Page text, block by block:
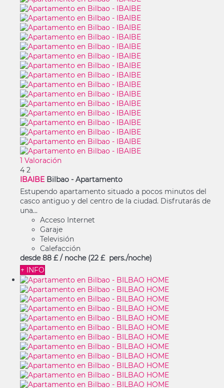
1 Valoración
4 2
IBAIBE Bilbao - Apartamento
Estupendo apartamento situado a pocos minutos del
casco antiguo y del centro de la ciudad. Disfrutarás de
una...
Acceso Internet
Garaje
Televisión
Calefacción
desde 88 £ / noche (22 £ pers./noche)
+ INFO